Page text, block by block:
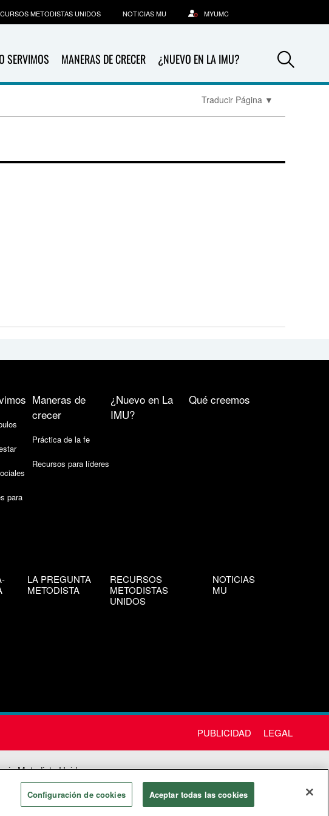
SERVIMOS MANERAS DE CRECER ¿NUEVO EN LA IMU?
METODISTAS UNIDOS NOTICIAS MU MYUMC
Traducir Página ▼
para
Maneras de
crecer
Práctica de la fe
Recursos para líderes
¿Nuevo en La
IMU?
Qué creemos
LA PREGUNTA
METODISTA
RECURSOS
METODISTAS
UNIDOS
NOTICIAS
MU
PUBLICIDAD LEGAL
Metodista Unida
los derechos
Configuración de cookies Aceptar todas las cookies